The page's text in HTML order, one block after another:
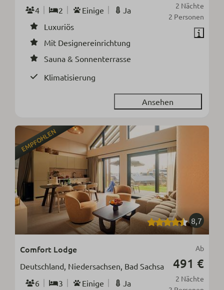
2 Nächte
2 Personen
4
2 Einige
Ja
Luxuriös
Mit Designereinrichtung
Sauna & Sonnenterrasse
Klimatisierung
Ansehen
EMPFOHLEN
8,7
Ab
491 €
2 Nächte
Comfort Lodge
Deutschland, Niedersachsen, Bad Sachsa
6
3 Einige
Ja